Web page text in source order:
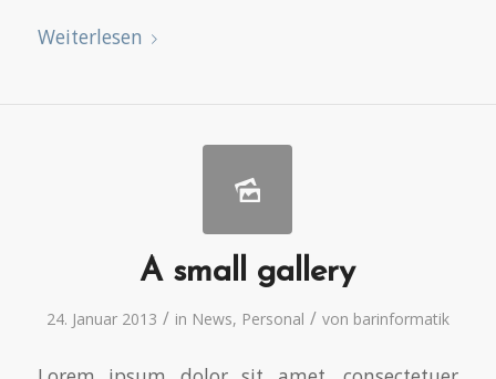
Weiterlesen
A small gallery
24. Januar 2013 / in News, Personal / von barinformatik